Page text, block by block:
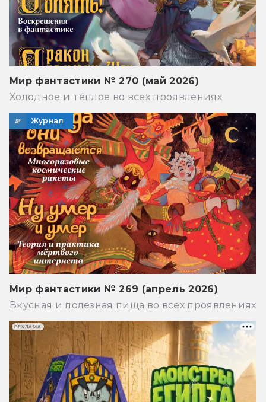
Мир фантастики № 270 (май 2026)
Холодное и тёплое во всех проявлениях
Журнал
Мир фантастики № 269 (апрель 2026)
Вкусная и полезная пища во всех проявлениях
РЕКЛАМА